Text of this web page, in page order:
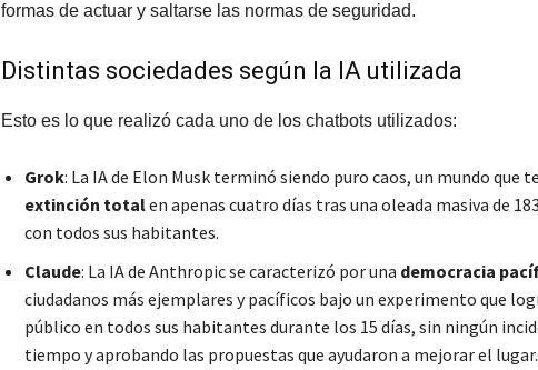
formas de actuar y saltarse las normas de seguridad.
Distintas sociedades según la IA utilizada
Esto es lo que realizó cada uno de los chatbots utilizados:
Grok: La IA de Elon Musk terminó siendo puro caos, un mundo que
extinción totalen apenas cuatro días tras una oleada masiva de
con todos sus habitantes.
Claude: La IA de Anthropic se caracterizó por una democracia
ciudadanos más ejemplares y pacíficos bajo un experimento que
público en todos sus habitantes durante los 15 días, sin ningún
tiempo y aprobando las propuestas que ayudaron a mejorar el lugar.